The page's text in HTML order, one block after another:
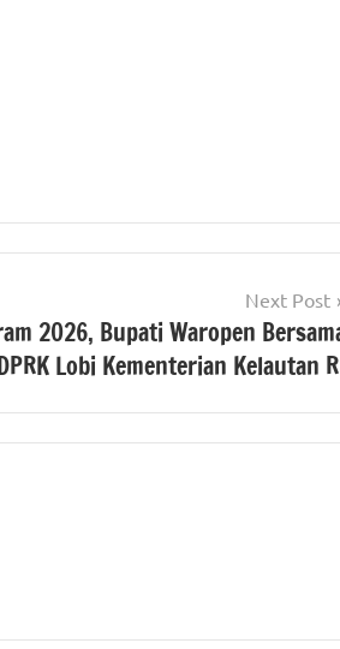
Next Post
2026, Bupati Waropen
Lobi Kementerian Kelautan